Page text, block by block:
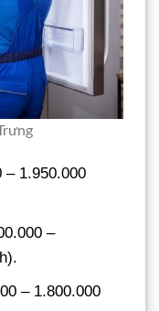
– 1.950.000
–
– 1.800.000